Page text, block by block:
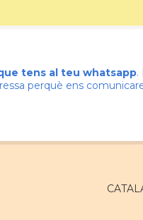
tens al teu whatsapp.
perquè ens